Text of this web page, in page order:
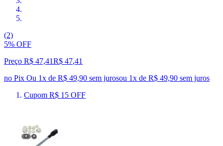
(2)
5% OFF
Preço R$ 47,41R$ 47,41
no Pix Ou 1x de R$ 49,90 sem jurosou 1x de R$ 49,90 sem juros
Cupom R$ 15 OFF